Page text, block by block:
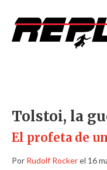
Tolstoi, la
El profeta de
Por Rudolf Rockerel 16